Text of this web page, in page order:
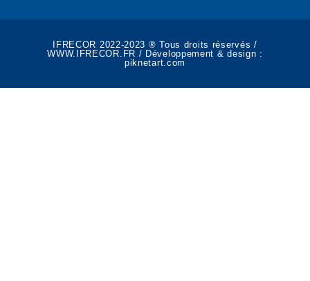
IFRECOR 2022-2023 ® Tous droits réservés /
WWW.IFRECOR.FR / Développement & design :
piknetart.com​